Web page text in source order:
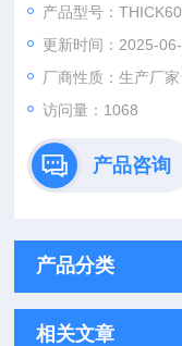
推出的Thick600在精
格上，可以给用户的
客户的是*的售后支持。
产品型号：
更新时间：2025-
厂商性质：生产厂家
访问量：1068
产品咨询
产品分类
相关文章